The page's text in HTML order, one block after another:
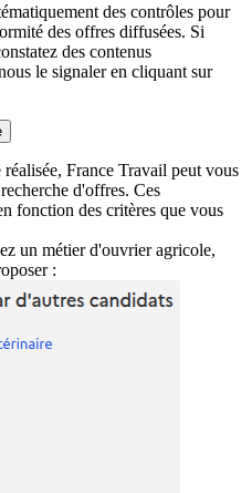
des contrôles pour
des offres diffusées. Si
des contenus
le signaler en cliquant sur
France Travail peut vous
d'offres. Ces
fonction des critères que vous
un métier d'ouvrier agricole,
: